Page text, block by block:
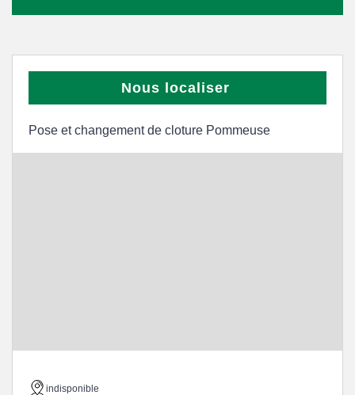
Nous localiser
Pose et changement de cloture Pommeuse
indisponible